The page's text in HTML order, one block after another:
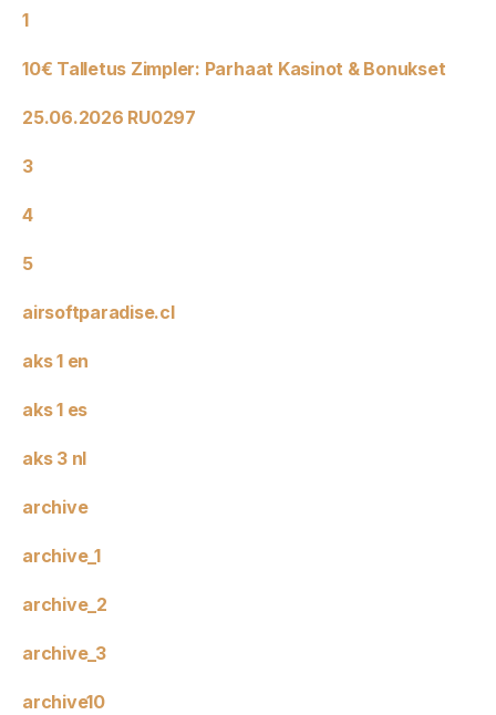
1
10€ Talletus Zimpler: Parhaat Kasinot & Bonukset
25.06.2026 RU0297
3
4
5
airsoftparadise.cl
aks 1 en
aks 1 es
aks 3 nl
archive
archive_1
archive_2
archive_3
archive10